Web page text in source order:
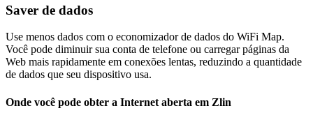
Saver de dados
Use menos dados com o economizador de dados do WiFi Map.
Você pode diminuir sua conta de telefone ou carregar páginas da
Web mais rapidamente em conexões lentas, reduzindo a quantidade
de dados que seu dispositivo usa.
Onde você pode obter a Internet aberta em Zlin